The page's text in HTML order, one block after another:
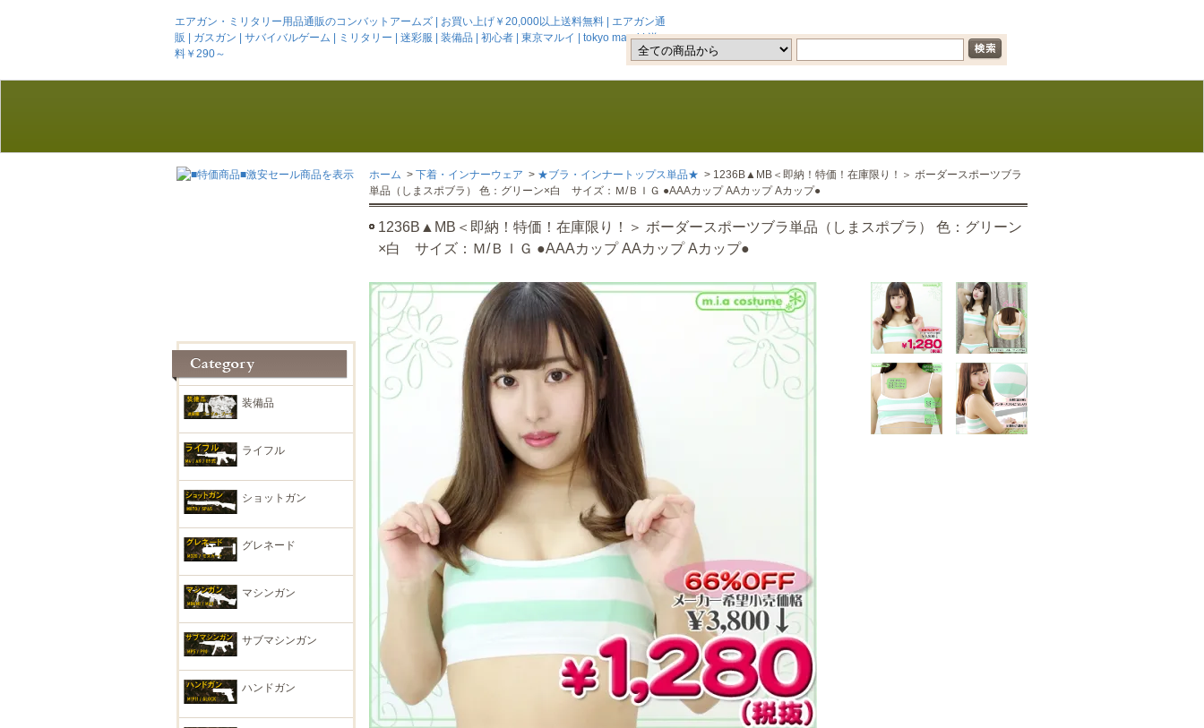
エアガン・ミリタリー用品通販のコンバットアームズ | お買い上げ￥20,000以上送料無料 | エアガン通
販 | ガスガン | サバイバルゲーム | ミリタリー | 迷彩服 | 装備品 | 初心者 | 東京マルイ | tokyo marui | 送
料￥290～
ホーム > 下着・インナーウェア > ★ブラ・インナートップス単品★ > 1236B▲MB＜即納！特価！在庫限り！＞ ボーダースポーツブラ
単品（しまスポブラ） 色：グリーン×白 サイズ：Ｍ/ＢＩＧ ●AAAカップ AAカップ Aカップ●
1236B▲MB＜即納！特価！在庫限り！＞ ボーダースポーツブラ単品（しまスポブラ） 色：グリーン
×白 サイズ：Ｍ/ＢＩＧ ●AAAカップ AAカップ Aカップ●
装備品
ライフル
ショットガン
グレネード
マシンガン
サブマシンガン
ハンドガン